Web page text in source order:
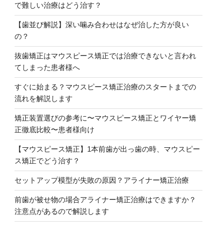
で難しい治療はどう治す？
【歯並び解説】深い噛み合わせはなぜ治した方が良い
の？
抜歯矯正はマウスピース矯正では治療できないと言われ
てしまった患者様へ
すぐに始まる？マウスピース矯正治療のスタートまでの
流れを解説します
矯正装置選びの参考に〜マウスピース矯正とワイヤー矯
正徹底比較〜患者様向け
【マウスピース矯正】1本前歯が出っ歯の時、マウスピー
ス矯正でどう治す？
セットアップ模型が失敗の原因？アライナー矯正治療
前歯が被せ物の場合アライナー矯正治療はできますか？
注意点があるので解説します